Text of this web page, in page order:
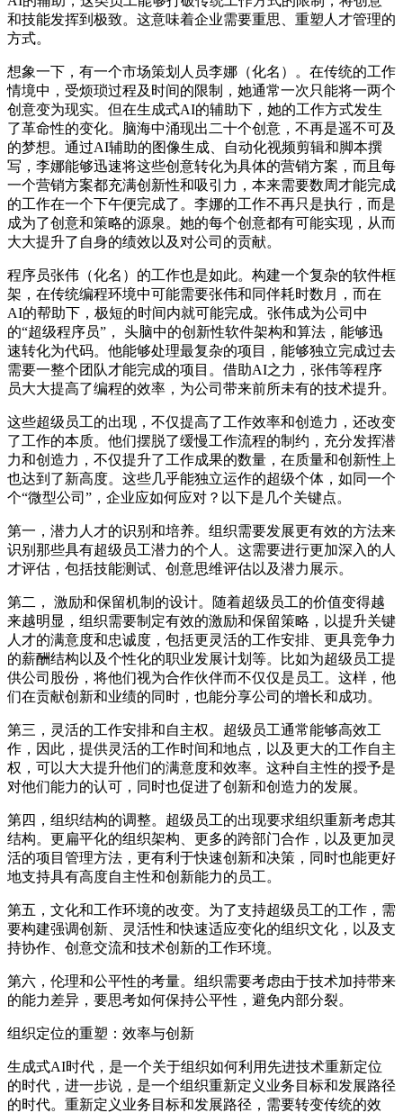
和技能发挥到极致。这意味着企业需要重思、重塑人才管理的
方式。
想象一下，有一个市场策划人员李娜（化名）。在传统的工作
情境中，受烦琐过程及时间的限制，她通常一次只能将一两个
创意变为现实。但在生成式AI的辅助下，她的工作方式发生
了革命性的变化。脑海中涌现出二十个创意，不再是遥不可及
的梦想。通过AI辅助的图像生成、自动化视频剪辑和脚本撰
写，李娜能够迅速将这些创意转化为具体的营销方案，而且每
一个营销方案都充满创新性和吸引力，本来需要数周才能完成
的工作在一个下午便完成了。李娜的工作不再只是执行，而是
成为了创意和策略的源泉。她的每个创意都有可能实现，从而
大大提升了自身的绩效以及对公司的贡献。
程序员张伟（化名）的工作也是如此。构建一个复杂的软件框
架，在传统编程环境中可能需要张伟和同伴耗时数月，而在
AI的帮助下，极短的时间内就可能完成。张伟成为公司中
的“超级程序员”， 头脑中的创新性软件架构和算法，能够迅
速转化为代码。他能够处理最复杂的项目，能够独立完成过去
需要一整个团队才能完成的项目。借助AI之力，张伟等程序
员大大提高了编程的效率，为公司带来前所未有的技术提升。
这些超级员工的出现，不仅提高了工作效率和创造力，还改变
了工作的本质。他们摆脱了缓慢工作流程的制约，充分发挥潜
力和创造力，不仅提升了工作成果的数量，在质量和创新性上
也达到了新高度。这些几乎能独立运作的超级个体，如同一个
个“微型公司”，企业应如何应对？以下是几个关键点。
第一，潜力人才的识别和培养。组织需要发展更有效的方法来
识别那些具有超级员工潜力的个人。这需要进行更加深入的人
才评估，包括技能测试、创意思维评估以及潜力展示。
第二， 激励和保留机制的设计。随着超级员工的价值变得越
来越明显，组织需要制定有效的激励和保留策略，以提升关键
人才的满意度和忠诚度，包括更灵活的工作安排、更具竞争力
的薪酬结构以及个性化的职业发展计划等。比如为超级员工提
供公司股份，将他们视为合作伙伴而不仅仅是员工。这样，他
们在贡献创新和业绩的同时，也能分享公司的增长和成功。
第三，灵活的工作安排和自主权。超级员工通常能够高效工
作，因此，提供灵活的工作时间和地点，以及更大的工作自主
权，可以大大提升他们的满意度和效率。这种自主性的授予是
对他们能力的认可，同时也促进了创新和创造力的发展。
第四，组织结构的调整。超级员工的出现要求组织重新考虑其
结构。更扁平化的组织架构、更多的跨部门合作，以及更加灵
活的项目管理方法，更有利于快速创新和决策，同时也能更好
地支持具有高度自主性和创新能力的员工。
第五，文化和工作环境的改变。为了支持超级员工的工作，需
要构建强调创新、灵活性和快速适应变化的组织文化，以及支
持协作、创意交流和技术创新的工作环境。
第六，伦理和公平性的考量。组织需要考虑由于技术加持带来
的能力差异，要思考如何保持公平性，避免内部分裂。
组织定位的重塑：效率与创新
生成式AI时代，是一个关于组织如何利用先进技术重新定位
的时代，进一步说，是一个组织重新定义业务目标和发展路径
的时代。重新定义业务目标和发展路径，需要转变传统的效